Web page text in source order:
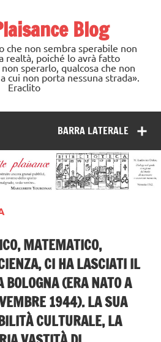
Blog
che non sembra sperabile non
realtà, poiché lo avrà fatto
sperarlo, qualcosa che non
cui non porta nessuna strada».
Eraclito
BARRA LATERALE
MATEMATICO,
CI HA LASCIATI IL
(ERA NATO A
1944). LA SUA
CULTURALE, LA